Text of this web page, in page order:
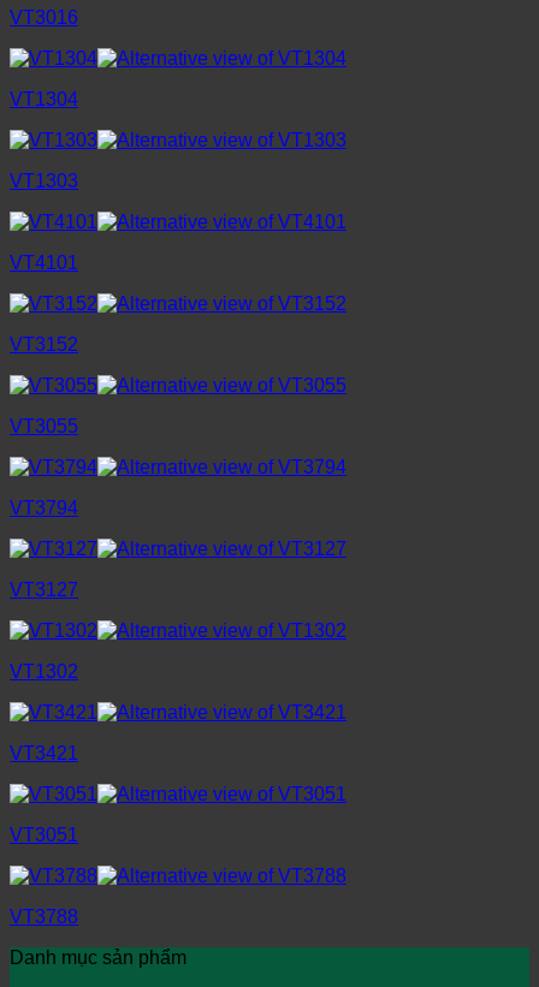
VT3016
VT1304
VT1303
VT4101
VT3152
VT3055
VT3794
VT3127
VT1302
VT3421
VT3051
VT3788
Danh mục sản phẩm